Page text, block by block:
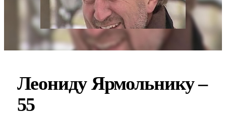
Леониду Ярмольнику –
55